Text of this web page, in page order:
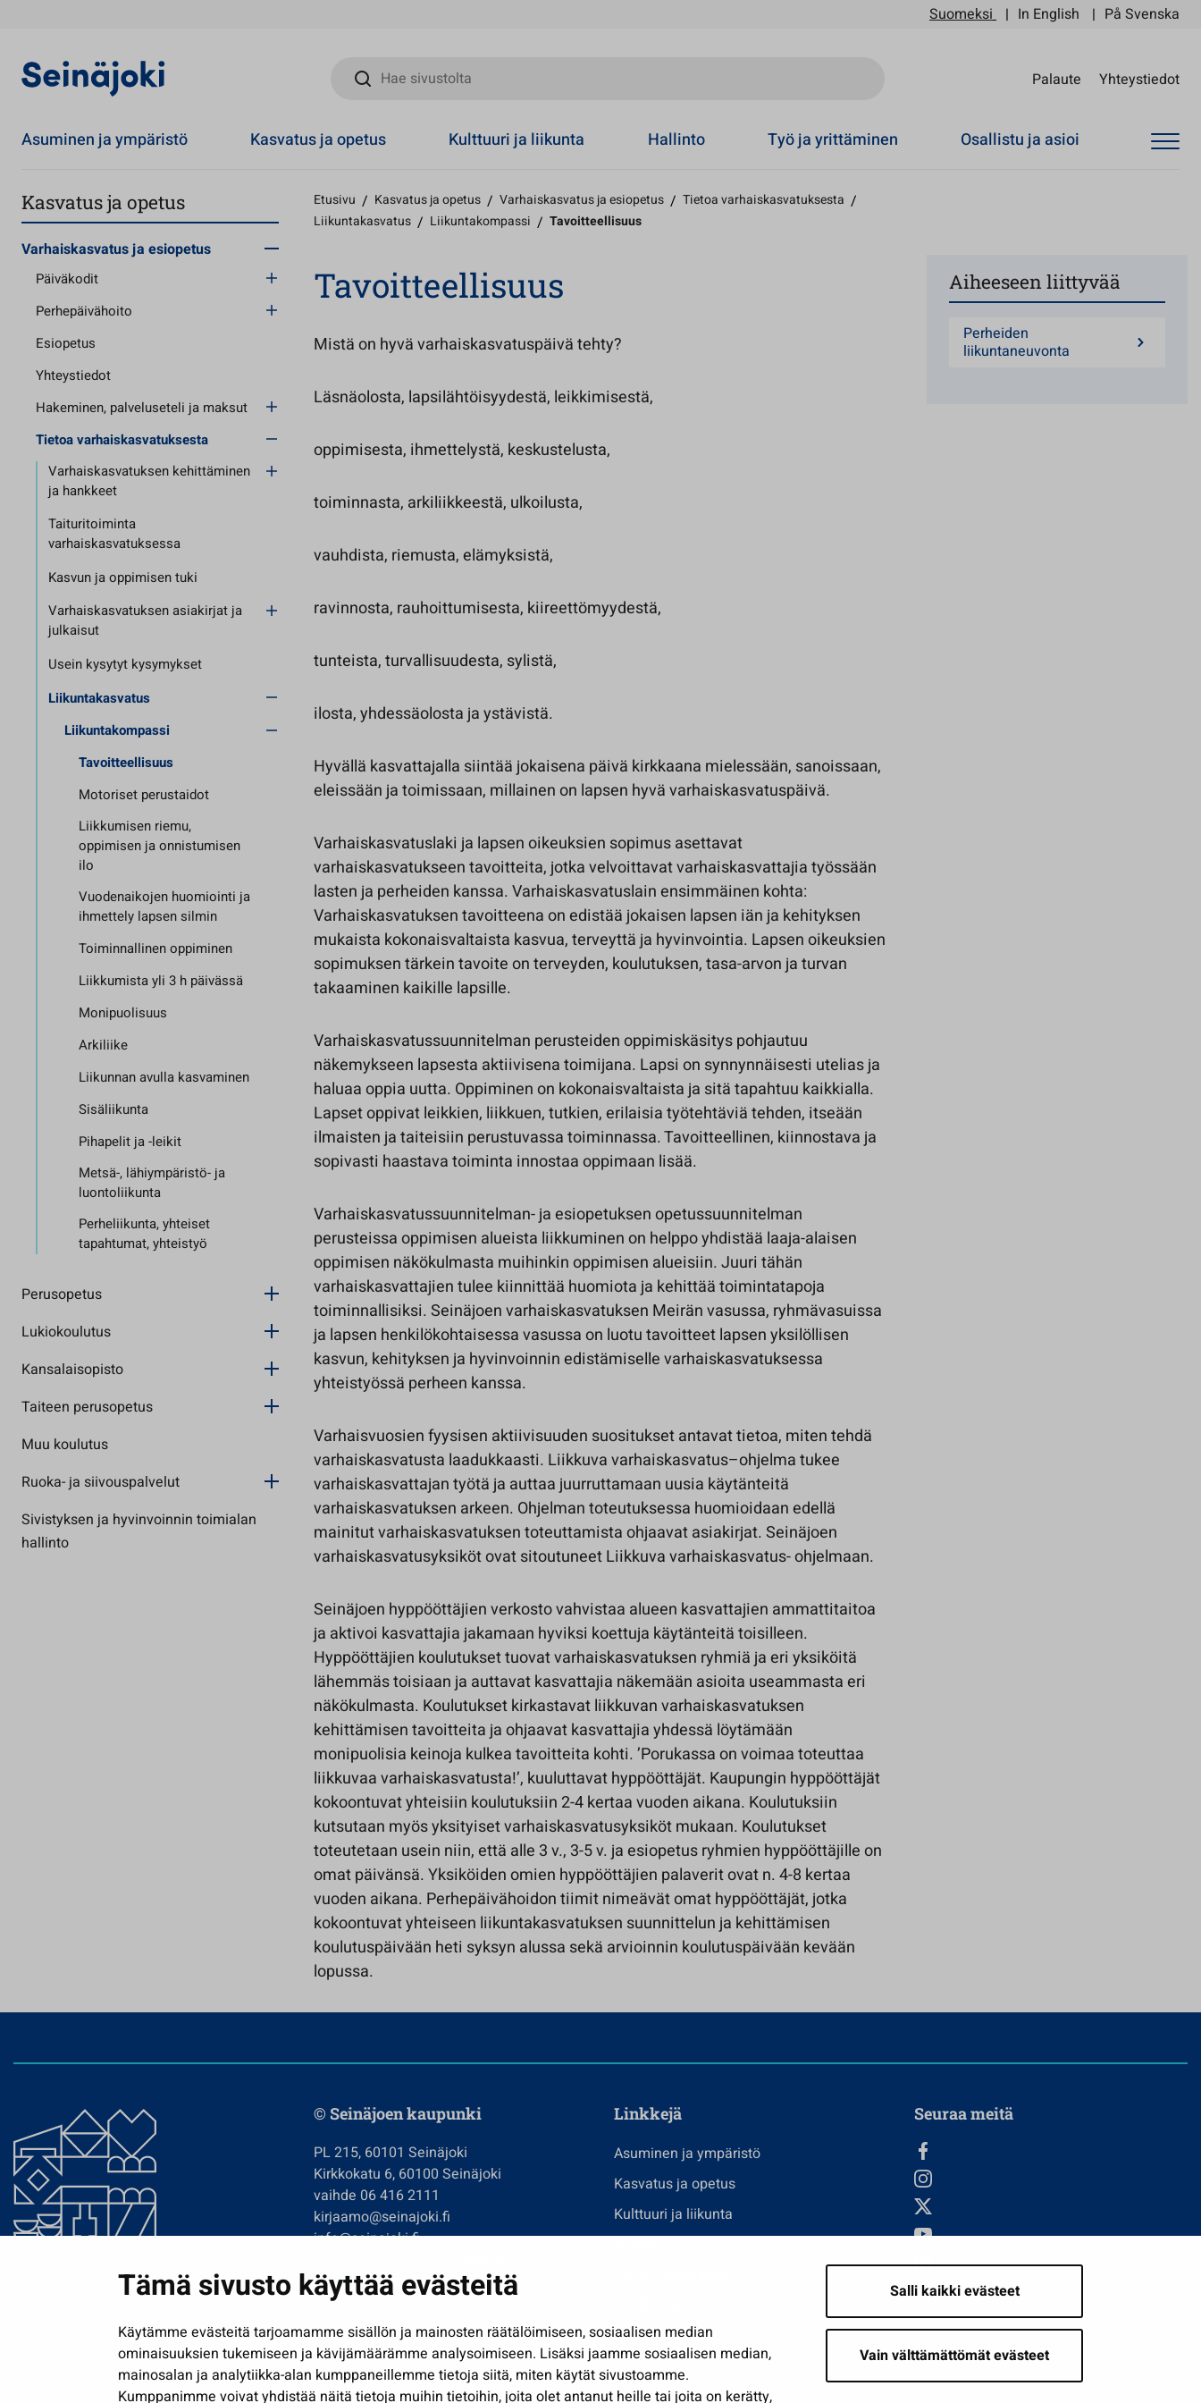
Tämä sivusto käyttää evästeitä
Käytämme evästeitä tarjoamamme sisällön ja mainosten räätälöimiseen, sosiaalisen median
ominaisuuksien tukemiseen ja kävijämäärämme analysoimiseen. Lisäksi jaamme sosiaalisen median,
mainosalan ja analytiikka-alan kumppaneillemme tietoja siitä, miten käytät sivustoamme.
Kumppanimme voivat yhdistää näitä tietoja muihin tietoihin, joita olet antanut heille tai joita on kerätty,
Salli kaikki evästeet
Vain välttämättömät evästeet
Suomeksi In English På Svenska
Hae sivustolta
Palaute Yhteystiedot
Asuminen ja ympäristö Kasvatus ja opetus Kulttuuri ja liikunta Hallinto Työ ja yrittäminen Osallistu ja asioi
Kasvatus ja opetus
Varhaiskasvatus ja esiopetus
Päiväkodit
Perhepäivähoito
Esiopetus
Yhteystiedot
Hakeminen, palveluseteli ja maksut
Tietoa varhaiskasvatuksesta
Varhaiskasvatuksen kehittäminen
ja hankkeet
Taituritoiminta
varhaiskasvatuksessa
Kasvun ja oppimisen tuki
Varhaiskasvatuksen asiakirjat ja
julkaisut
Usein kysytyt kysymykset
Liikuntakasvatus
Liikuntakompassi
Tavoitteellisuus
Motoriset perustaidot
Liikkumisen riemu,
oppimisen ja onnistumisen
ilo
Vuodenaikojen huomiointi ja
ihmettely lapsen silmin
Toiminnallinen oppiminen
Liikkumista yli 3 h päivässä
Monipuolisuus
Arkiliike
Liikunnan avulla kasvaminen
Sisäliikunta
Pihapelit ja -leikit
Metsä-, lähiympäristö- ja
luontoliikunta
Perheliikunta, yhteiset
tapahtumat, yhteistyö
Perusopetus
Lukiokoulutus
Kansalaisopisto
Taiteen perusopetus
Muu koulutus
Ruoka- ja siivouspalvelut
Sivistyksen ja hyvinvoinnin toimialan
hallinto
Etusivu / Kasvatus ja opetus / Varhaiskasvatus ja esiopetus / Tietoa varhaiskasvatuksesta /
Liikuntakasvatus / Liikuntakompassi / Tavoitteellisuus
Tavoitteellisuus
Mistä on hyvä varhaiskasvatuspäivä tehty?
Läsnäolosta, lapsilähtöisyydestä, leikkimisestä,
oppimisesta, ihmettelystä, keskustelusta,
toiminnasta, arkiliikkeestä, ulkoilusta,
vauhdista, riemusta, elämyksistä,
ravinnosta, rauhoittumisesta, kiireettömyydestä,
tunteista, turvallisuudesta, sylistä,
ilosta, yhdessäolosta ja ystävistä.
Hyvällä kasvattajalla siintää jokaisena päivä kirkkaana mielessään, sanoissaan,
eleissään ja toimissaan, millainen on lapsen hyvä varhaiskasvatuspäivä.
Varhaiskasvatuslaki ja lapsen oikeuksien sopimus asettavat
varhaiskasvatukseen tavoitteita, jotka velvoittavat varhaiskasvattajia työssään
lasten ja perheiden kanssa. Varhaiskasvatuslain ensimmäinen kohta:
Varhaiskasvatuksen tavoitteena on edistää jokaisen lapsen iän ja kehityksen
mukaista kokonaisvaltaista kasvua, terveyttä ja hyvinvointia. Lapsen oikeuksien
sopimuksen tärkein tavoite on terveyden, koulutuksen, tasa-arvon ja turvan
takaaminen kaikille lapsille.
Varhaiskasvatussuunnitelman perusteiden oppimiskäsitys pohjautuu
näkemykseen lapsesta aktiivisena toimijana. Lapsi on synnynnäisesti utelias ja
haluaa oppia uutta. Oppiminen on kokonaisvaltaista ja sitä tapahtuu kaikkialla.
Lapset oppivat leikkien, liikkuen, tutkien, erilaisia työtehtäviä tehden, itseään
ilmaisten ja taiteisiin perustuvassa toiminnassa. Tavoitteellinen, kiinnostava ja
sopivasti haastava toiminta innostaa oppimaan lisää.
Varhaiskasvatussuunnitelman- ja esiopetuksen opetussuunnitelman
perusteissa oppimisen alueista liikkuminen on helppo yhdistää laaja-alaisen
oppimisen näkökulmasta muihinkin oppimisen alueisiin. Juuri tähän
varhaiskasvattajien tulee kiinnittää huomiota ja kehittää toimintatapoja
toiminnallisiksi. Seinäjoen varhaiskasvatuksen Meirän vasussa, ryhmävasuissa
ja lapsen henkilökohtaisessa vasussa on luotu tavoitteet lapsen yksilöllisen
kasvun, kehityksen ja hyvinvoinnin edistämiselle varhaiskasvatuksessa
yhteistyössä perheen kanssa.
Varhaisvuosien fyysisen aktiivisuuden suositukset antavat tietoa, miten tehdä
varhaiskasvatusta laadukkaasti. Liikkuva varhaiskasvatus–ohjelma tukee
varhaiskasvattajan työtä ja auttaa juurruttamaan uusia käytänteitä
varhaiskasvatuksen arkeen. Ohjelman toteutuksessa huomioidaan edellä
mainitut varhaiskasvatuksen toteuttamista ohjaavat asiakirjat. Seinäjoen
varhaiskasvatusyksiköt ovat sitoutuneet Liikkuva varhaiskasvatus- ohjelmaan.
Seinäjoen hyppööttäjien verkosto vahvistaa alueen kasvattajien ammattitaitoa
ja aktivoi kasvattajia jakamaan hyviksi koettuja käytänteitä toisilleen.
Hyppööttäjien koulutukset tuovat varhaiskasvatuksen ryhmiä ja eri yksiköitä
lähemmäs toisiaan ja auttavat kasvattajia näkemään asioita useammasta eri
näkökulmasta. Koulutukset kirkastavat liikkuvan varhaiskasvatuksen
kehittämisen tavoitteita ja ohjaavat kasvattajia yhdessä löytämään
monipuolisia keinoja kulkea tavoitteita kohti. ’Porukassa on voimaa toteuttaa
liikkuvaa varhaiskasvatusta!’, kuuluttavat hyppööttäjät. Kaupungin hyppööttäjät
kokoontuvat yhteisiin koulutuksiin 2-4 kertaa vuoden aikana. Koulutuksiin
kutsutaan myös yksityiset varhaiskasvatusyksiköt mukaan. Koulutukset
toteutetaan usein niin, että alle 3 v., 3-5 v. ja esiopetus ryhmien hyppööttäjille on
omat päivänsä. Yksiköiden omien hyppööttäjien palaverit ovat n. 4-8 kertaa
vuoden aikana. Perhepäivähoidon tiimit nimeävät omat hyppööttäjät, jotka
kokoontuvat yhteiseen liikuntakasvatuksen suunnittelun ja kehittämisen
koulutuspäivään heti syksyn alussa sekä arvioinnin koulutuspäivään kevään
lopussa.
Aiheeseen liittyvää
Perheiden
liikuntaneuvonta
© Seinäjoen kaupunki
PL 215, 60101 Seinäjoki
Kirkkokatu 6, 60100 Seinäjoki
vaihde 06 416 2111
kirjaamo@seinajoki.fi
info@seinajoki.fi
Tilaa uutiskirje
Linkkejä
Asuminen ja ympäristö
Kasvatus ja opetus
Kulttuuri ja liikunta
Näytä omat evästeasetukseni
Seuraa meitä